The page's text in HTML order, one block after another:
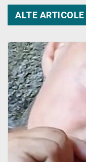
ALTE ARTICOLE